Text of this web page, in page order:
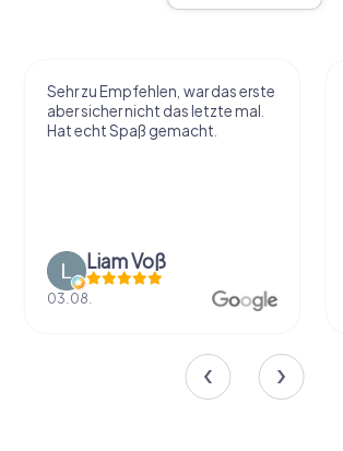
Sehr zu Empfehlen, war das erste
aber sicher nicht das letzte mal.
Hat echt Spaß gemacht.
Liam Voß
03.08.